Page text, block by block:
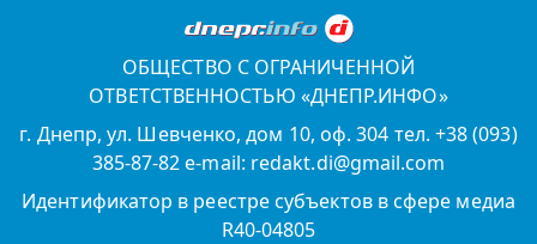
ОБЩЕСТВО С ОГРАНИЧЕННОЙ
ОТВЕТСТВЕННОСТЬЮ «ДНЕПР.ИНФО»
г. Днепр, ул. Шевченко, дом 10, оф. 304 тел. +38 (093)
385-87-82 e-mail: redakt.di@gmail.com
Идентификатор в реестре субъектов в сфере медиа
R40-04805